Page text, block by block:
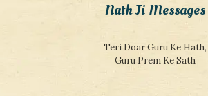
Nath Ji Messages
Sacchi Shiksha Jankar Kahate Sant Vichar,
Sar Hai Jivan Ka Adhar